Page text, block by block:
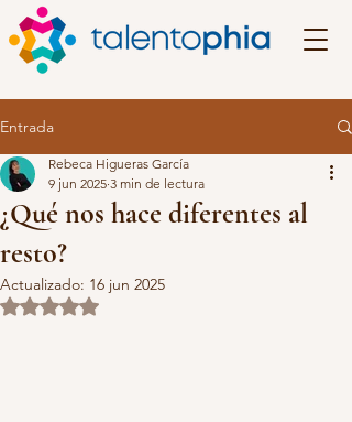
Entrada
¿Qué nos hace diferentes al
resto?
Rebeca Higueras García
9 jun 2025 3 min de lectura
Actualizado: 16 jun 2025
Obtuvo NaN de 5 estrellas.